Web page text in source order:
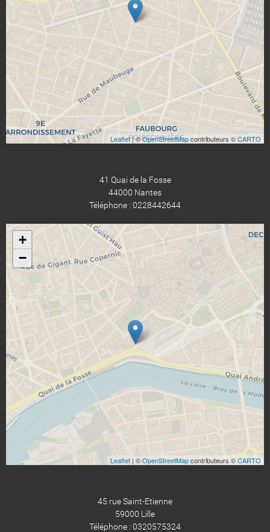
Leaflet| ©OpenStreetMapcontributeurs ©CARTO
41 Quai de la Fosse
44000 Nantes
Téléphone : 0228442644
+
−
Leaflet | ©OpenStreetMapcontributeurs ©CARTO
45 rue Saint-Etienne
59000 Lille
Téléphone : 0320575324